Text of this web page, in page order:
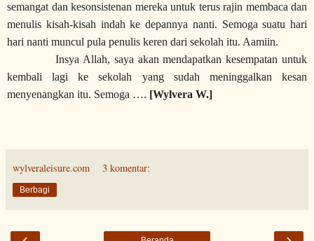
semangat dan kesonsistenan mereka untuk terus rajin membaca dan
menulis kisah-kisah indah ke depannya nanti. Semoga suatu hari
hari nanti muncul pula penulis keren dari sekolah itu. Aamiin.
Insya Allah, saya akan mendapatkan kesempatan untuk
kembali lagi ke sekolah yang sudah meninggalkan kesan
menyenangkan itu. Semoga …. [Wylvera W.]
wylveraleisure.com 3 komentar:
Berbagi